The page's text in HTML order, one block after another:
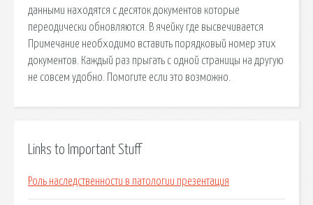
данными находятся с десяток документов которые
переодически обновляются. В ячейку где высвечивается
Примечание необходимо вставить порядковый номер этих
документов. Каждый раз прыгать с одной страницы на другую
не совсем удобно. Помогите если это возможно.
Links to Important Stuff
Роль наследственности в патологии презентация